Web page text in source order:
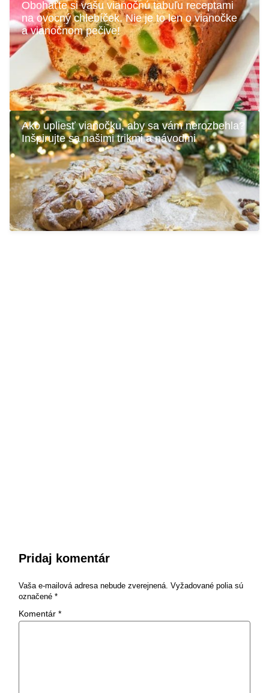
Obohaťte si vašu vianočnú tabuľu receptami
na ovocný chlebíček. Nie je to len o vianočke
a vianočnom pečive!
Ako upliesť vianočku, aby sa vám nerozbehla?
Inšpirujte sa našimi trikmi a návodmi
Pridaj komentár
Vaša e-mailová adresa nebude zverejnená. Vyžadované polia sú
označené *
Komentár *